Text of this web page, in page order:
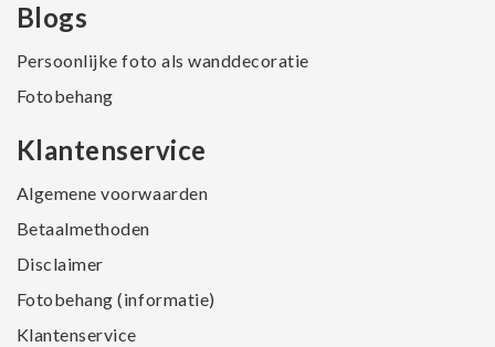
Blogs
Persoonlijke foto als wanddecoratie
Fotobehang
Klantenservice
Algemene voorwaarden
Betaalmethoden
Disclaimer
Fotobehang (informatie)
Klantenservice